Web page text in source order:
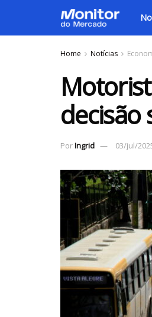
Home Notícias
decisão
PorIngrid 03/jul/